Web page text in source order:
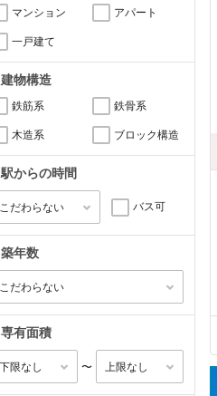
マンション アパート
一戸建て
建物構造
鉄筋系 鉄骨系
木造系 ブロック構造
駅からの時間
バス可
築年数
専有面積
〜